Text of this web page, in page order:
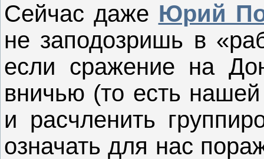
Сейчас даже Юрий
не заподозришь в
если сражение на
вничью (то есть
и расчленить
означать для нас